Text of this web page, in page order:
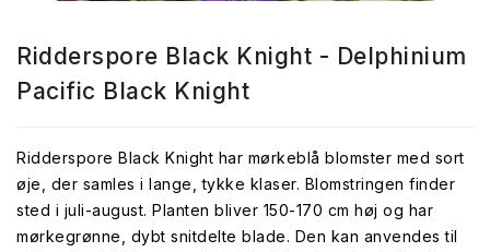
Ridderspore Black Knight - Delphinium
Pacific Black Knight
Ridderspore Black Knight har mørkeblå blomster med sort
øje, der samles i lange, tykke klaser. Blomstringen finder
sted i juli-august. Planten bliver 150-170 cm høj og har
mørkegrønne, dybt snitdelte blade. Den kan anvendes til